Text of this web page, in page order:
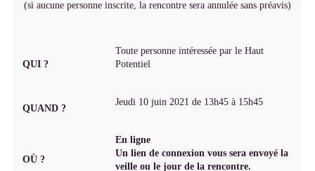
(si aucune personne inscrite, la rencontre sera annulée sans préavis)
QUI ?
Toute personne intéressée par le Haut
Potentiel
QUAND ?
Jeudi 10 juin 2021 de 13h45 à 15h45
OÙ ?
En ligne
Un lien de connexion vous sera envoyé la
veille ou le jour de la rencontre.